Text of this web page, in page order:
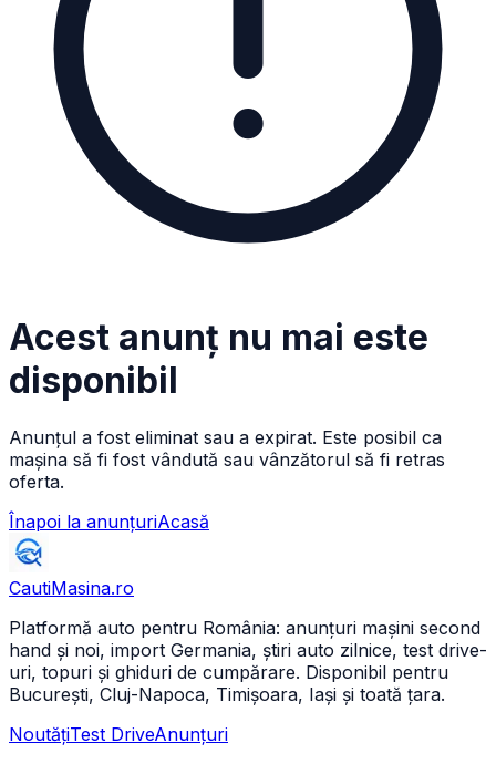
Acest anunț nu mai este
disponibil
Anunțul a fost eliminat sau a expirat. Este posibil ca
mașina să fi fost vândută sau vânzătorul să fi retras
oferta.
Înapoi la anunțuriAcasă
CautiMasina.ro
Platformă auto pentru România: anunțuri mașini second
hand și noi, import Germania, știri auto zilnice, test drive-
uri, topuri și ghiduri de cumpărare. Disponibil pentru
București, Cluj-Napoca, Timișoara, Iași și toată țara.
NoutățiTest DriveAnunțuri